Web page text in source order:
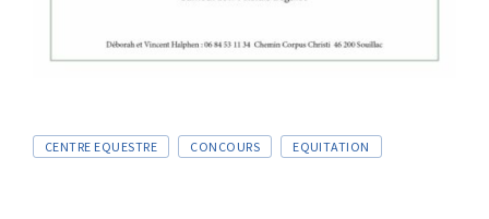
CENTRE EQUESTRE CONCOURS EQUITATION